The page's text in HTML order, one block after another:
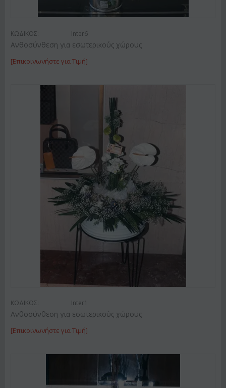
ΚΩΔΙΚΟΣ: Inter6
Ανθοσύνθεση για εσωτερικούς χώρους
[Επικοινωνήστε για Τιμή]
ΚΩΔΙΚΟΣ: Inter1
Ανθοσύνθεση για εσωτερικούς χώρους
[Επικοινωνήστε για Τιμή]